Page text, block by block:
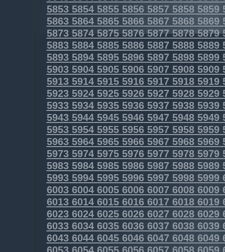
58535854585558565857 58585859
58635864586558665867 58685869
5873587458755876587758785879
5883588458855886588758885889
5893589458955896589758985899
5903590459055906590759085909
5913591459155916591759185919
5923592459255926592759285929
5933593459355936593759385939
5943594459455946594759485949
5953595459555956595759585959
5963596459655966596759685969
5973597459755976597759785979
5983598459855986598759885989
5993599459955996599759985999
6003600460056006600760086009
6013601460156016601760186019
6023602460256026602760286029
60336034603560366037 60386039
60436044604560466047 60486049